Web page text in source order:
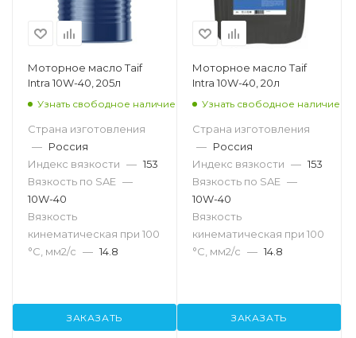
Моторное масло Taif
Intra 10W-40, 205л
Узнать свободное наличие
Страна изготовления
— Россия
Индекс вязкости — 153
Вязкость по SAE —
10W-40
Вязкость
кинематическая при 100
°С, мм2/с — 14.8
ЗАКАЗАТЬ
Моторное масло Taif
Intra 10W-40, 20л
Узнать свободное наличие
Страна изготовления
— Россия
Индекс вязкости — 153
Вязкость по SAE —
10W-40
Вязкость
кинематическая при 100
°С, мм2/с — 14.8
ЗАКАЗАТЬ